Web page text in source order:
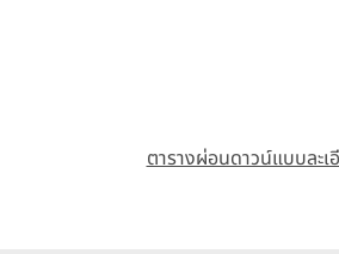
ตารางผ่อนดาวน์แบบละ